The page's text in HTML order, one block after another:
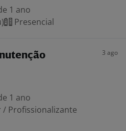
1 ano
Presencial
3 ago
1 ano
Profissionalizante